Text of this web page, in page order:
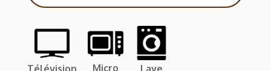
Micro